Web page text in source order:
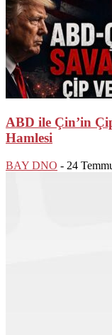
ABD ile Çin’in
Hamlesi
BAY DNO - 24